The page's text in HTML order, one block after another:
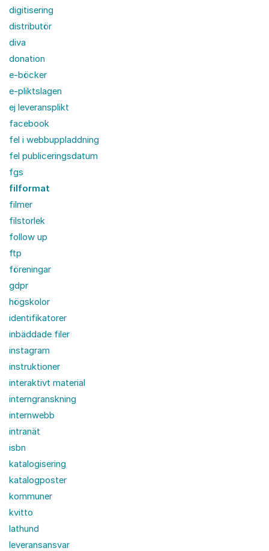
digitisering
distributör
diva
donation
e-böcker
e-pliktslagen
ej leveransplikt
facebook
fel i webbuppladdning
fel publiceringsdatum
fgs
filformat
filmer
filstorlek
follow up
ftp
föreningar
gdpr
högskolor
identifikatorer
inbäddade filer
instagram
instruktioner
interaktivt material
interngranskning
internwebb
intranät
isbn
katalogisering
katalogposter
kommuner
kvitto
lathund
leveransansvar